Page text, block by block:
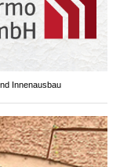
Innenausbau